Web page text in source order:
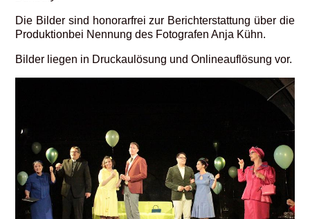
Die Bilder sind honorarfrei zur Berichterstattung über die
Produktionbei Nennung des Fotografen Anja Kühn.
Bilder liegen in Druckaulösung und Onlineauflösung vor.